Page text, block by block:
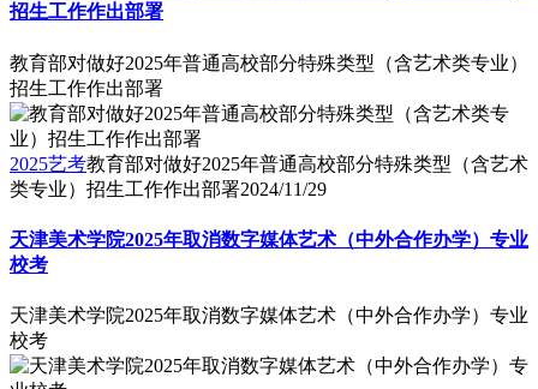
招生工作作出部署
教育部对做好2025年普通高校部分特殊类型（含艺术类专业）
招生工作作出部署
2025艺考教育部对做好2025年普通高校部分特殊类型（含艺术
类专业）招生工作作出部署2024/11/29
天津美术学院2025年取消数字媒体艺术（中外合作办学）专业
校考
天津美术学院2025年取消数字媒体艺术（中外合作办学）专业
校考